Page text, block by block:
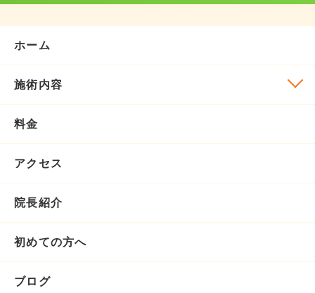
ホーム
施術内容
料金
アクセス
院長紹介
初めての方へ
ブログ